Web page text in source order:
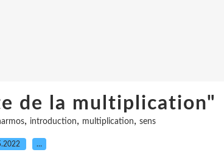
de la multiplication"
, introduction, multiplication, sens
…